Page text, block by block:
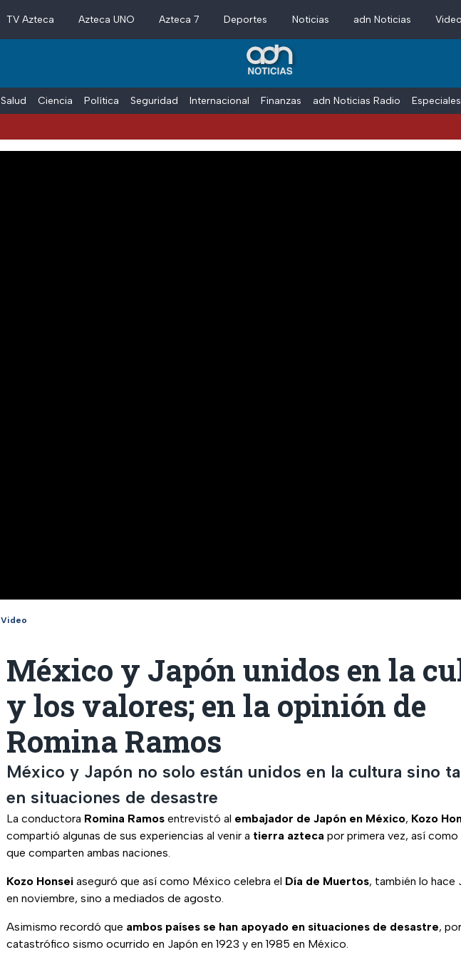
TV Azteca Azteca UNO Azteca 7 Deportes Noticias adn Noticias
Salud Ciencia Política Seguridad Internacional Finanzas adn Noticias Radio Especiales
Video
México y Japón unidos en la
y los valores; en la opinión de
Romina Ramos
México y Japón no solo están unidos en la cultura sino
en situaciones de desastre
La conductora Romina Ramos entrevistó al embajador de Japón en México, Kozo
compartió algunas de sus experiencias al venir a tierra azteca por primera vez, así como
que comparten ambas naciones.
Kozo Honsei aseguró que así como México celebra el Día de Muertos, también lo hace
en noviembre, sino a mediados de agosto.
Asimismo recordó que ambos países se han apoyado en situaciones de desastre,
catastrófico sismo ocurrido en Japón en 1923 y en 1985 en México.